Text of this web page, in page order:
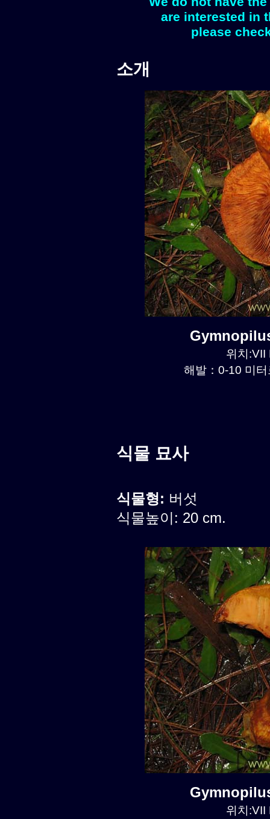
are interested in
please
소개
위치:VII
해발：0-10 미
식물 묘사
식물형: 버섯
식물높이: 20 cm.
위치:VII